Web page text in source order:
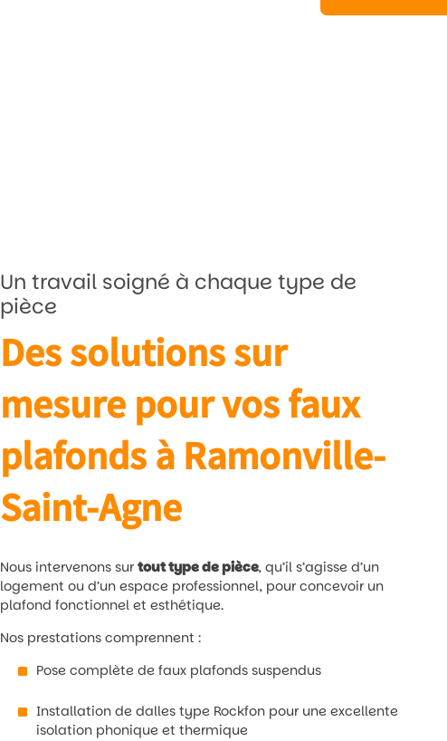
Un travail soigné à chaque type de
pièce
Des solutions sur
mesure pour vos faux
plafonds à Ramonville-
Saint-Agne
Nous intervenons sur tout type de pièce, qu’il s’agisse d’un
logement ou d’un espace professionnel, pour concevoir un
plafond fonctionnel et esthétique.
Nos prestations comprennent :
Pose complète de faux plafonds suspendus
Installation de dalles type Rockfon pour une excellente
isolation phonique et thermique